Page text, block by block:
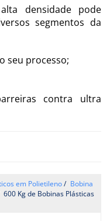
densidade pode
segmentos da
seu processo;
contra ultra
em Polietileno/ Bobina
600 Kg de Bobinas Plásticas